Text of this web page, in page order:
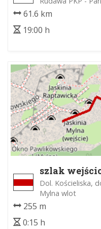
61.6 km
19:00 h
szlak
Dol. Kościeliska,
Mylna wlot
255 m
0:15 h